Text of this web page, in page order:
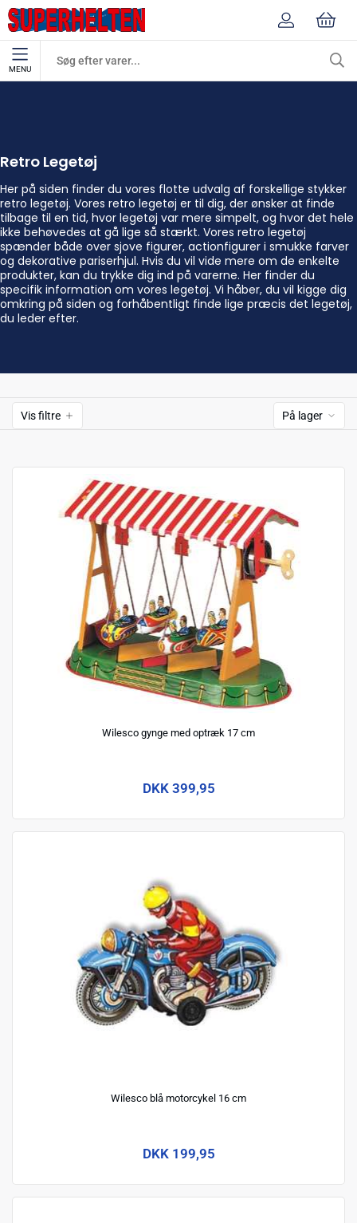
MENU
Retro Legetøj
Her på siden finder du vores flotte udvalg af forskellige stykker
retro legetøj. Vores retro legetøj er til dig, der ønsker at finde
tilbage til en tid, hvor legetøj var mere simpelt, og hvor det hele
ikke behøvedes at gå lige så stærkt. Vores retro legetøj
spænder både over sjove figurer, actionfigurer i smukke farver
og dekorative pariserhjul. Hvis du vil vide mere om de enkelte
produkter, kan du trykke dig ind på varerne. Her finder du
specifik information om vores legetøj. Vi håber, du vil kigge dig
omkring på siden og forhåbentligt finde lige præcis det legetøj,
du leder efter.
Vis filtre På lager
Wilesco gynge med optræk 17 cm
DKK 399,95
Wilesco blå motorcykel 16 cm
DKK 199,95